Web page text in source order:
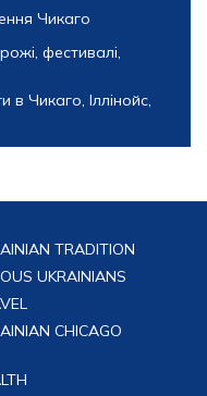
Чикаго
фестивалі,
Чикаго, Іллінойс,
TRADITION
UKRAINIANS
CHICAGO